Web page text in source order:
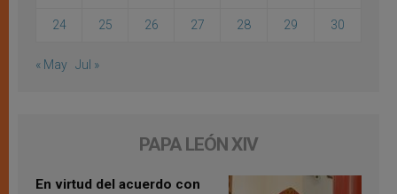
24 25 26 27 28 29 30
« May Jul »
PAPA LEÓN XIV
En virtud del acuerdo con